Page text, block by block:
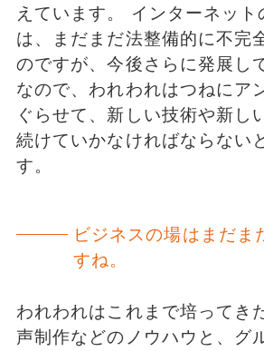
えています。 インターネット
は、まだまだ法整備的に不完
のですが、今後さらに発展し
なので、われわれはつねにア
ぐらせて、新しい技術や新し
続けていかなければならない
す。
ビジネスの場はまだま
すね。
われわれはこれまで培ってき
声制作などのノウハウと、グ